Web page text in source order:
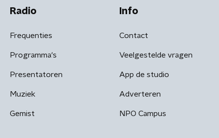
Radio
Frequenties
Programma's
Presentatoren
Muziek
Gemist
Info
Contact
Veelgestelde vragen
App de studio
Adverteren
NPO Campus